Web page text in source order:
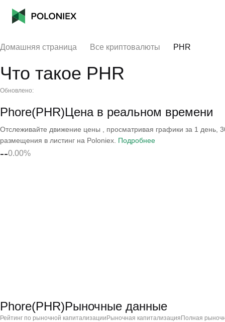
Домашняя страница Все криптовалюты PHR
Что такое PHR
Обновлено:
Phore(PHR)Цена в реальном времени
Отслеживайте движение цены , просматривая графики за 1 день,
размещения в листинг на Poloniex. Подробнее
--0.00%
Phore(PHR)Рыночные данные
Рейтинг по рыночной капитализации Рыночная капитализация Полная